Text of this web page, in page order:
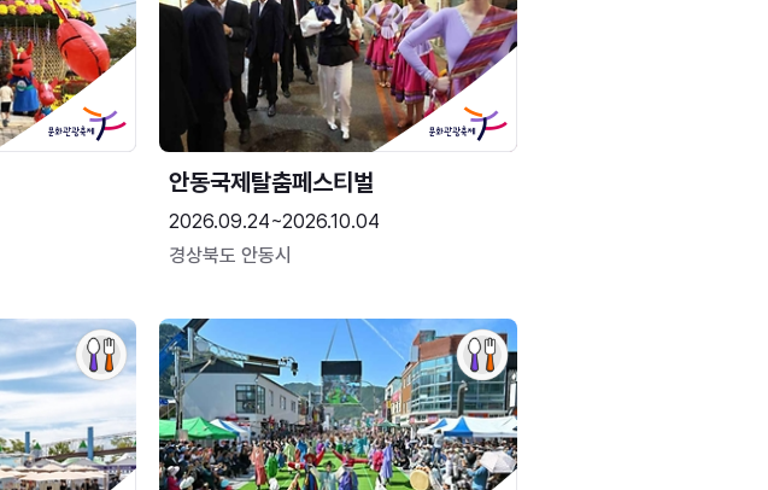
안동국제탈춤페스티벌
2026.09.24~2026.10.04
경상북도 안동시